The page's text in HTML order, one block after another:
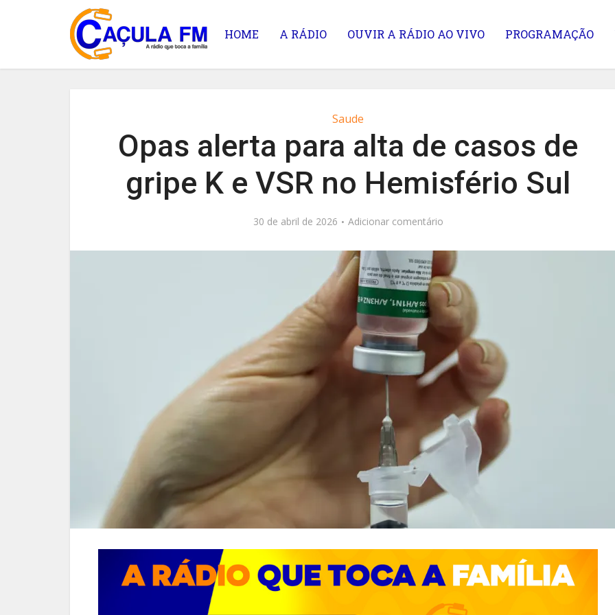
HOME A RÁDIO OUVIR A RÁDIO AO VIVO PROGRAMAÇÃO
Saude
Opas alerta para alta de casos de
gripe K e VSR no Hemisfério Sul
30 de abril de 2026 Adicionar comentário